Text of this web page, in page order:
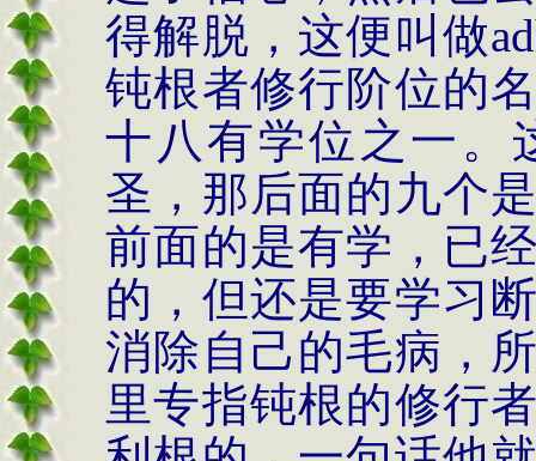
得解脱，这便叫做
钝根者修行阶位的
十八有学位之一。
圣，那后面的九个
前面的是有学，已
的，但还是要学习
消除自己的毛病，
里专指钝根的修行